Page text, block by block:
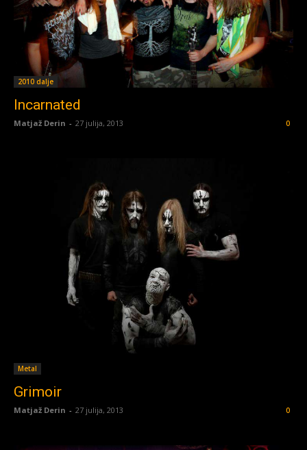
2010 dalje
Incarnated
Matjaž Derin - 27 julija, 2013 0
Metal
Grimoir
Matjaž Derin - 27 julija, 2013 0